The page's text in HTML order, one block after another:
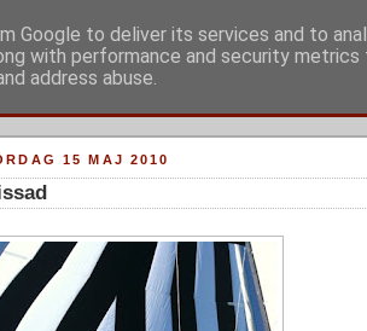
15 MAJ 2010
Google to deliver its services and to
with performance and security
address abuse.